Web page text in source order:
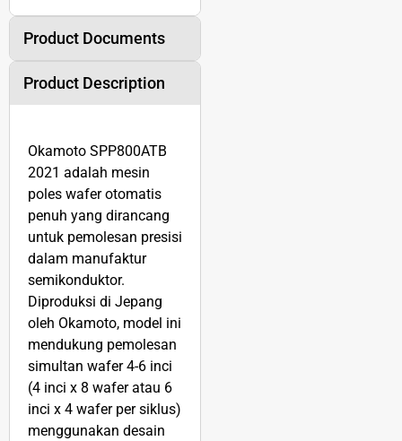
Product Documents
Product Description
Okamoto SPP800ATB
2021 adalah mesin
poles wafer otomatis
penuh yang dirancang
untuk pemolesan presisi
dalam manufaktur
semikonduktor.
Diproduksi di Jepang
oleh Okamoto, model ini
mendukung pemolesan
simultan wafer 4-6 inci
(4 inci x 8 wafer atau 6
inci x 4 wafer per siklus)
menggunakan desain